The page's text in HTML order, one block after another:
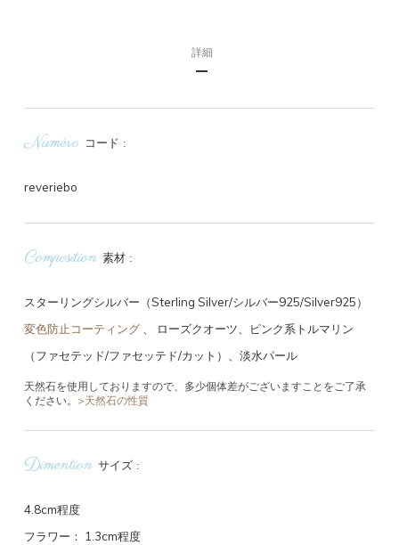
詳細
Numéro コード
reveriebo
Composition 素材
スターリングシルバー（Sterling Silver/シルバー925/Silver925）
変色防止コーティング、
ローズクオーツ、ピンク系トルマリン
（ファセテッド/ファセッテド/カット）、淡水パール
天然石を使用しておりますので、多少個体差がございますことをご了承
ください。 >天然石の性質
Dimention サイズ
4.8cm程度
フラワー： 1.3cm程度